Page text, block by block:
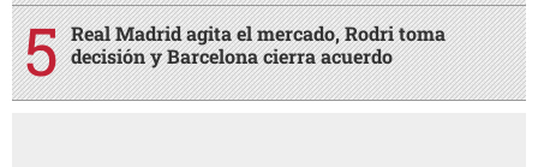
Real Madrid agita el mercado, Rodri toma
decisión y Barcelona cierra acuerdo